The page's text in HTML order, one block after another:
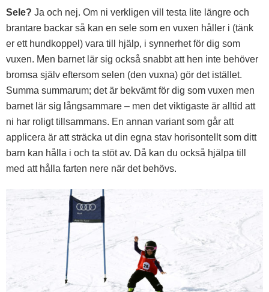
Sele? Ja och nej. Om ni verkligen vill testa lite längre och
brantare backar så kan en sele som en vuxen håller i (tänk
er ett hundkoppel) vara till hjälp, i synnerhet för dig som
vuxen. Men barnet lär sig också snabbt att hen inte behöver
bromsa själv eftersom selen (den vuxna) gör det istället.
Summa summarum; det är bekvämt för dig som vuxen men
barnet lär sig långsammare – men det viktigaste är alltid att
ni har roligt tillsammans. En annan variant som går att
applicera är att sträcka ut din egna stav horisontellt som ditt
barn kan hålla i och ta stöt av. Då kan du också hjälpa till
med att hålla farten nere när det behövs.